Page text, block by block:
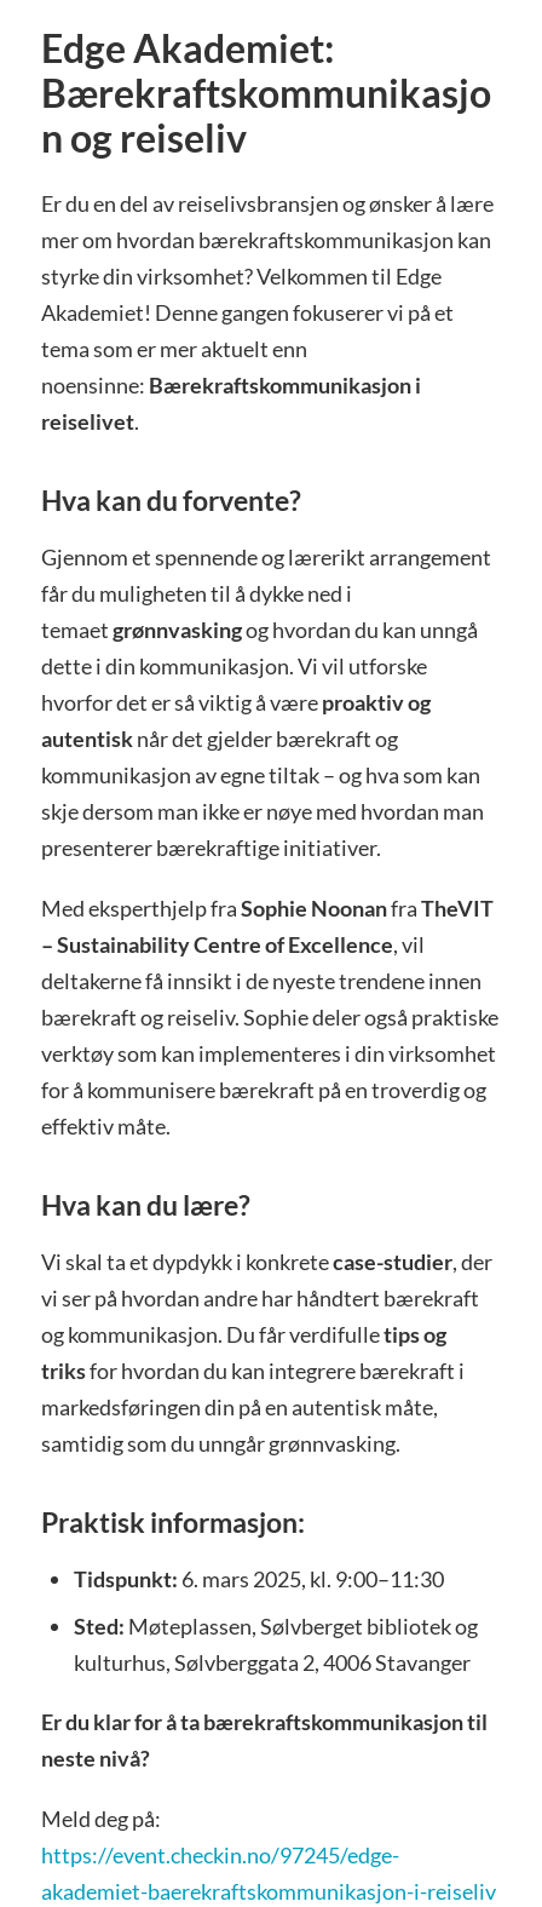
Edge Akademiet:
Bærekraftskommunikasjo
n og reiseliv
Er du en del av reiselivsbransjen og ønsker å lære
mer om hvordan bærekraftskommunikasjon kan
styrke din virksomhet? Velkommen til Edge
Akademiet! Denne gangen fokuserer vi på et
tema som er mer aktuelt enn
noensinne: Bærekraftskommunikasjon i
reiselivet.
Hva kan du forvente?
Gjennom et spennende og lærerikt arrangement
får du muligheten til å dykke ned i
temaetgrønnvaskingog hvordan du kan unngå
dette i din kommunikasjon. Vi vil utforske
hvorfor det er så viktig å væreproaktiv og
autentisknår det gjelder bærekraft og
kommunikasjon av egne tiltak – og hva som kan
skje dersom man ikke er nøye med hvordan man
presenterer bærekraftige initiativer.
Med eksperthjelp fraSophie NoonanfraTheVIT
– Sustainability Centre of Excellence, vil
deltakerne få innsikt i de nyeste trendene innen
bærekraft og reiseliv. Sophie deler også praktiske
verktøy som kan implementeres i din virksomhet
for å kommunisere bærekraft på en troverdig og
effektiv måte.
Hva kan du lære?
Vi skal ta et dypdykk i konkretecase-studier, der
vi ser på hvordan andre har håndtert bærekraft
og kommunikasjon. Du får verdifulletips og
triksfor hvordan du kan integrere bærekraft i
markedsføringen din på en autentisk måte,
samtidig som du unngår grønnvasking.
Praktisk informasjon:
Tidspunkt: 6. mars 2025, kl. 9:00–11:30
Sted: Møteplassen, Sølvberget bibliotek og
kulturhus, Sølvberggata 2, 4006 Stavanger
Er du klar for å ta bærekraftskommunikasjon til
neste nivå?
Meld deg på:
https://event.checkin.no/97245/edge-
akademiet-baerekraftskommunikasjon-i-reiseliv